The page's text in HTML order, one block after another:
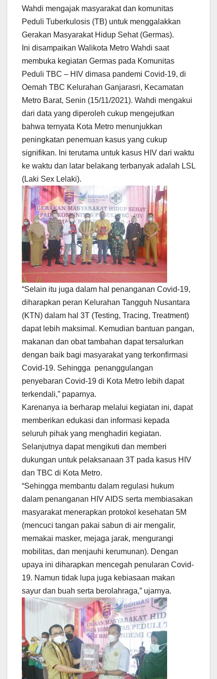
Wahdi mengajak masyarakat dan komunitas
Peduli Tuberkulosis (TB) untuk menggalakkan
Gerakan Masyarakat Hidup Sehat (Germas).
Ini disampaikan Walikota Metro Wahdi saat
membuka kegiatan Germas pada Komunitas
Peduli TBC – HIV dimasa pandemi Covid-19, di
Oemah TBC Kelurahan Ganjarasri, Kecamatan
Metro Barat, Senin (15/11/2021). Wahdi mengakui
dari data yang diperoleh cukup mengejutkan
bahwa ternyata Kota Metro menunjukkan
peningkatan penemuan kasus yang cukup
signifikan. Ini terutama untuk kasus HIV dari waktu
ke waktu dan latar belakang terbanyak adalah LSL
(Laki Sex Lelaki).
“Selain itu juga dalam hal penanganan Covid-19,
diharapkan peran Kelurahan Tangguh Nusantara
(KTN) dalam hal 3T (Testing, Tracing, Treatment)
dapat lebih maksimal. Kemudian bantuan pangan,
makanan dan obat tambahan dapat tersalurkan
dengan baik bagi masyarakat yang terkonfirmasi
Covid-19. Sehingga penanggulangan
penyebaran Covid-19 di Kota Metro lebih dapat
terkendali,” paparnya.
Karenanya ia berharap melalui kegiatan ini, dapat
memberikan edukasi dan informasi kepada
seluruh pihak yang menghadiri kegiatan.
Selanjutnya dapat mengikuti dan memberi
dukungan untuk pelaksanaan 3T pada kasus HIV
dan TBC di Kota Metro.
“Sehingga membantu dalam regulasi hukum
dalam penanganan HIV AIDS serta membiasakan
masyarakat menerapkan protokol kesehatan 5M
(mencuci tangan pakai sabun di air mengalir,
memakai masker, mejaga jarak, mengurangi
mobilitas, dan menjauhi kerumunan). Dengan
upaya ini diharapkan mencegah penularan Covid-
19. Namun tidak lupa juga kebiasaan makan
sayur dan buah serta berolahraga,” ujarnya.